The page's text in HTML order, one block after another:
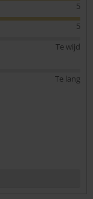
5
5
Te wijd
Te lang